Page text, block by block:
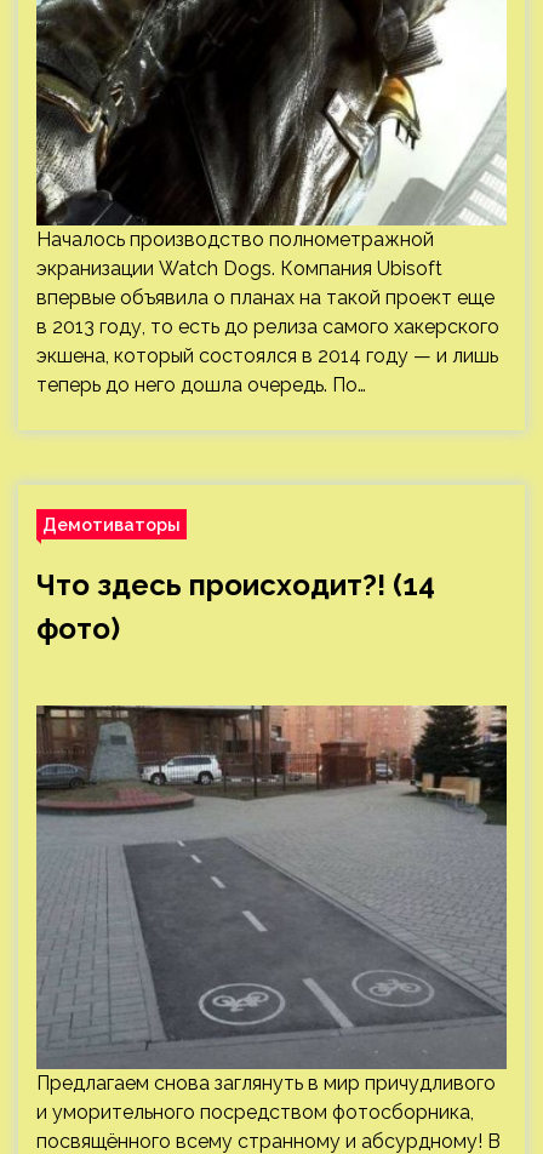
Началось производство полнометражной
экранизации Watch Dogs. Компания Ubisoft
впервые объявила о планах на такой проект еще
в 2013 году, то есть до релиза самого хакерского
экшена, который состоялся в 2014 году — и лишь
теперь до него дошла очередь. По…
Демотиваторы
Что здесь происходит?! (14
фото)
Предлагаем снова заглянуть в мир причудливого
и уморительного посредством фотосборника,
посвящённого всему странному и абсурдному! В